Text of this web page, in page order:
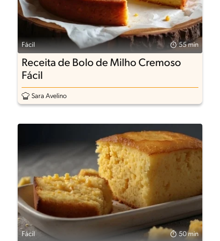
Fácil 55 min
Receita de Bolo de Milho Cremoso
Fácil
Sara Avelino
Fácil 50 min